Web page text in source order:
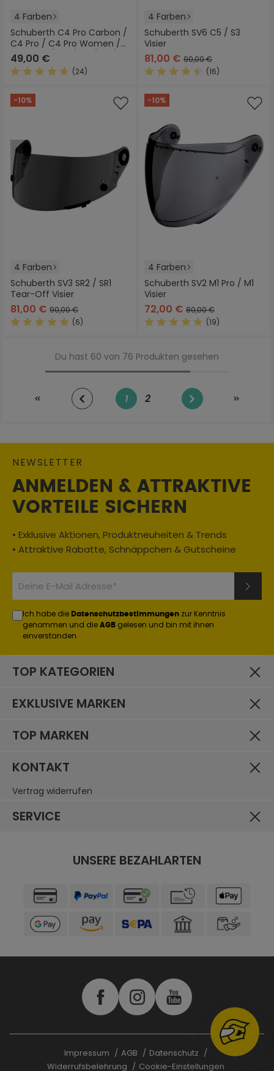
4 Farben
Schuberth C4 Pro Carbon /
C4 Pro / C4 Pro Women /
C4 Basic / C4 / C3 / S2 / E1
Sonnenvisier
49,00 €
(24)
4 Farben
Schuberth SV6 C5 / S3
Visier
81,00 € 90,00 €
(16)
-10%
4 Farben
Schuberth SV3 SR2 / SR1
Tear-Off Visier
81,00 € 90,00 €
(6)
-10%
4 Farben
Schuberth SV2 M1 Pro / M1
Visier
72,00 € 80,00 €
(19)
Du hast 60 von 76 Produkten gesehen
Seite
1 Seite
2
NEWSLETTER
ANMELDEN & ATTRAKTIVE
VORTEILE SICHERN
• Exklusive Aktionen, Produktneuheiten & Trends
• Attraktive Rabatte, Schnäppchen & Gutscheine
Ich habe die Datenschutzbestimmungen zur Kenntnis
genommen und die AGB gelesen und bin mit ihnen
einverstanden.
TOP KATEGORIEN
EXKLUSIVE MARKEN
TOP MARKEN
KONTAKT
Vertrag widerrufen
SERVICE
UNSERE BEZAHLARTEN
Impressum AGB
Datenschutz
Widerrufsbelehrung
Cookie-Einstellungen